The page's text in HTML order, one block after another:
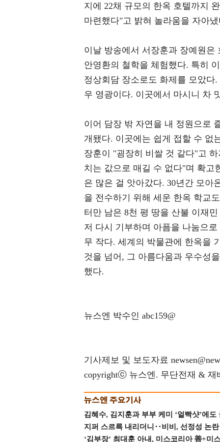
지에 22채 규모의 한옥 호텔까지
마련했다"고 밝혀 놀라움을 자아
이날 방송에서 서장훈과 장예원
안영환의 철학을 체험했다. 특히
정상회담 장소로도 화제를 모았
우 영광이다. 이곳에서 마시니 차
이어 담장 밖 자연을 내 정원으로
개됐다. 이곳에는 쉽게 접할 수 없
장훈이 "굉장히 비쌀 것 같다"고
치는 값으로 매길 수 없다"며 확고
은 많은 걸 앗아갔다. 30년간 모아
을 전수하기 위해 세운 한옥 학교
터만 남은 8천 평 땅을 산불 이재
저 다시 기부하며 아픔을 나눔으
무 작다. 세계의 박물관에 한옥을
것을 넘어, 그 아름다움과 우수성
했다.
뉴스엔 박수인 abc159@
기사제보 및 보도자료
copyrightⓒ 뉴스엔. 무단전재 & 재
김혜수, 김지훈과 부부 케미 ‘얼빡샷’에도
지퍼 스르륵 내리더니‥비비, 선정성 논
‘김부장’ 최대훈 아내, 미스코리아 善+미